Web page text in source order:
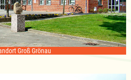
Groß Grönau